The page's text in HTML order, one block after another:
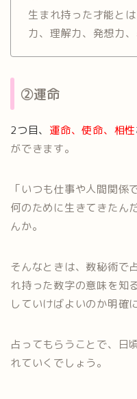
生まれ持った才能と
力、理解力、発想力
②運命
2つ目、 運命、使命、相性
ができます。
「いつも仕事や人間関係
何のために生きてきたん
んか。
そんなときは、数秘術で
れ持った数字の意味を知
していけばよいのか明確
占ってもらうことで、日
れていくでしょう。